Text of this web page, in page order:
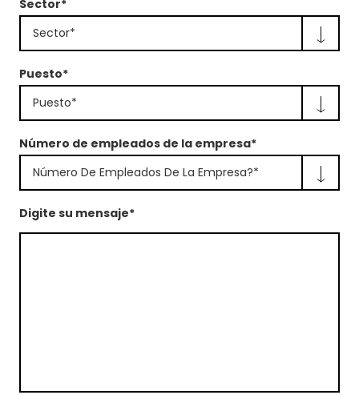
Sector*
Sector*
Puesto*
Puesto*
Número de empleados de la empresa*
Número De Empleados De La Empresa?*
Digite su mensaje*